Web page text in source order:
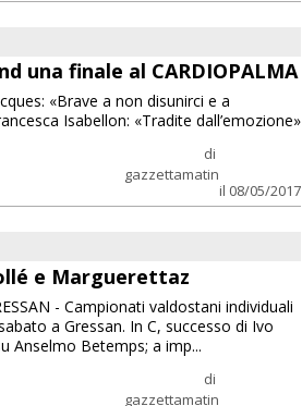
una finale al CARDIOPALMA
di
gazzettamatin
il 08/05/2017
«Brave a non disunirci e a
Isabellon: «Tradite dall’emozione»
e Marguerettaz
di
gazzettamatin
- Campionati valdostani individuali
a Gressan. In C, successo di Ivo
Anselmo Betemps; a imp...